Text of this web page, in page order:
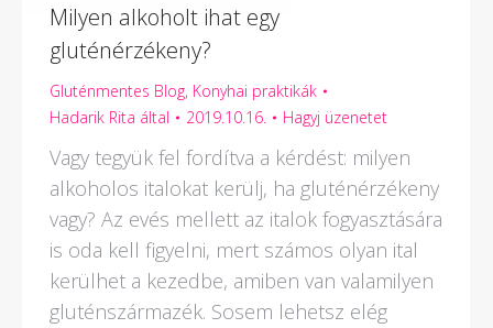
Milyen alkoholt ihat egy
gluténérzékeny?
Gluténmentes Blog, Konyhai praktikák
Hadarik Rita által 2019.10.16. Hagyj üzenetet
Vagy tegyük fel fordítva a kérdést: milyen
alkoholos italokat kerülj, ha gluténérzékeny
vagy? Az evés mellett az italok fogyasztására
is oda kell figyelni, mert számos olyan ital
kerülhet a kezedbe, amiben van valamilyen
gluténszármazék. Sosem lehetsz elég